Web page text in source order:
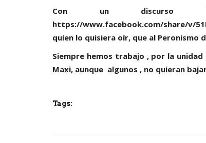
Con un discurso
https://www.facebook.com/share/v/
quien lo quisiera oír, que al Peronismo
Siempre hemos trabajo , por la
Maxi, aunque algunos , no quieran
Tags: